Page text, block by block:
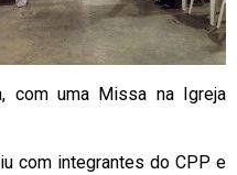
com uma Missa na Igreja
com integrantes do CPP e